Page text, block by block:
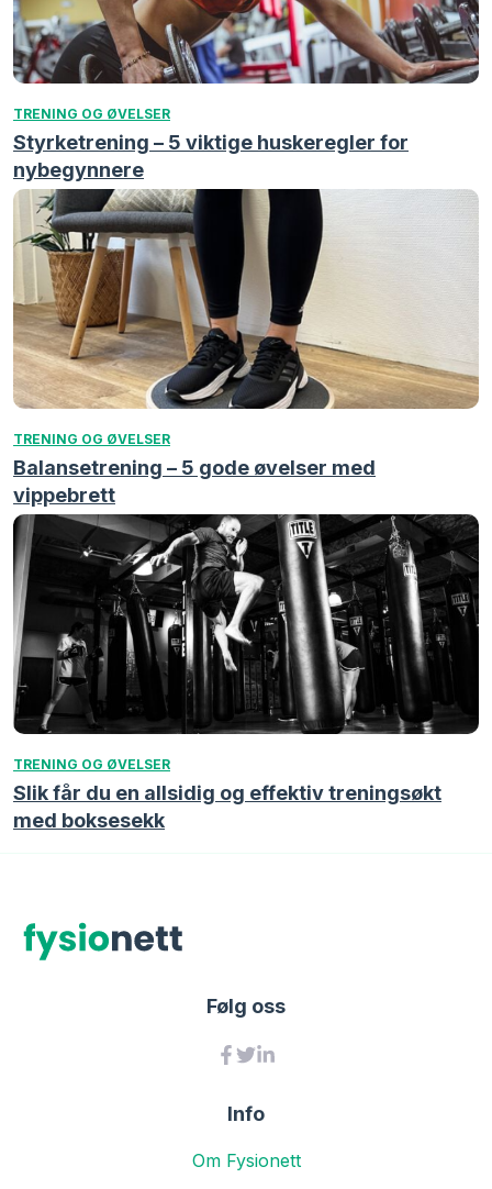
TRENING OG ØVELSER
Styrketrening – 5 viktige huskeregler for
nybegynnere
TRENING OG ØVELSER
Balansetrening – 5 gode øvelser med
vippebrett
TRENING OG ØVELSER
Slik får du en allsidig og effektiv treningsøkt
med boksesekk
Følg oss
Info
Om Fysionett